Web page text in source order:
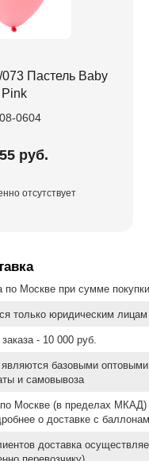
Пастель Baby
Pink
0604
руб.
отсутствует
по Москве при сумме
только юридическим
- 10 000 руб.
базовыми
и самовывоза
Москве (в пределах
о доставке с
доставка